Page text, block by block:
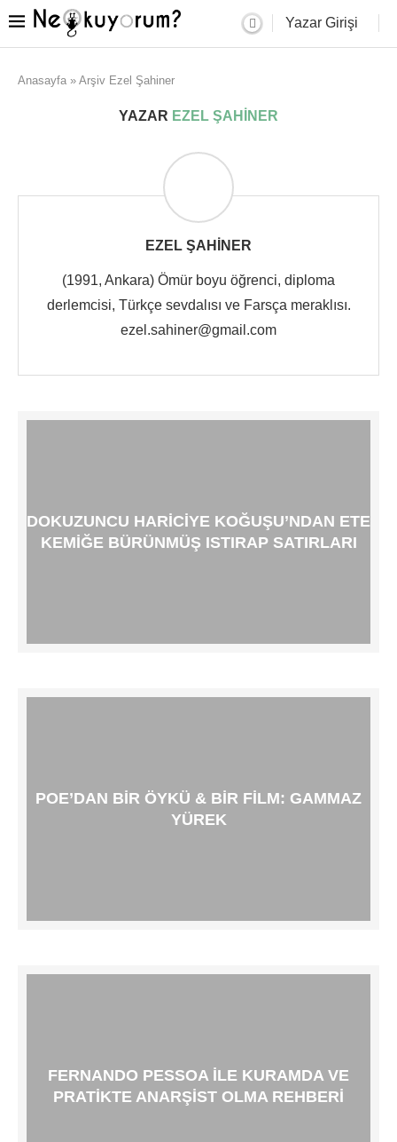
Yazar Girişi
Anasayfa » Arşiv Ezel Şahiner
YAZAR EZEL ŞAHINER
EZEL ŞAHINER
(1991, Ankara) Ömür boyu öğrenci, diploma
derlemcisi, Türkçe sevdalısı ve Farsça meraklısı.
ezel.sahiner@gmail.com
DOKUZUNCU HARICIYE KOĞUŞU’NDAN ETE
KEMIĞE BÜRÜNMÜŞ ISTIRAP SATIRLARI
POE’DAN BIR ÖYKÜ & BIR FILM: GAMMAZ
YÜREK
FERNANDO PESSOA ILE KURAMDA VE
PRATIKTE ANARŞIST OLMA REHBERI